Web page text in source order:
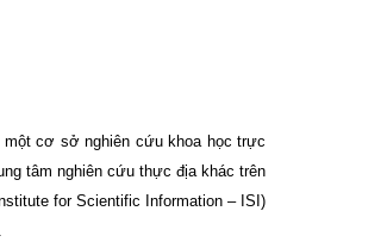
một cơ sở nghiên cứu khoa học trực
tâm nghiên cứu thực địa khác trên
for Scientific Information – ISI)